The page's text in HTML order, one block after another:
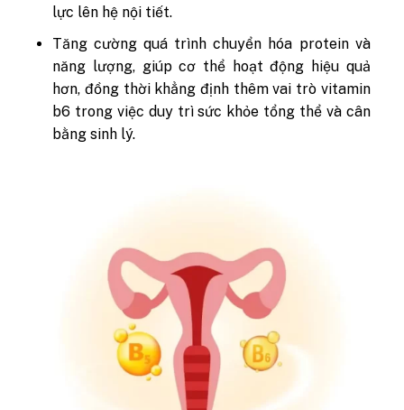
lực lên hệ nội tiết.
Tăng cường quá trình chuyển hóa protein và
năng lượng, giúp cơ thể hoạt động hiệu quả
hơn, đồng thời khẳng định thêm vai trò vitamin
b6 trong việc duy trì sức khỏe tổng thể và cân
bằng sinh lý.